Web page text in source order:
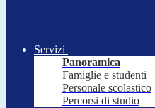
Servizi
Panoramica
Famiglie e studenti
Personale scolastico
Percorsi di studio